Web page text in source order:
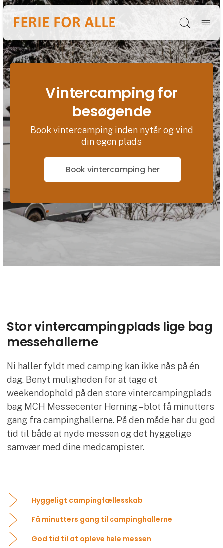
Søg
Vintercamping for
besøgende
Book vintercamping inden nytår og vind
din egen plads
Book vintercamping her
Stor vintercampingplads lige bag
messehallerne
Ni haller fyldt med camping kan ikke nås på én
dag. Benyt muligheden for at tage et
weekendophold på den store vintercampingplads
bag MCH Messecenter Herning – blot få minutters
gang fra campinghallerne. På den måde har du god
tid til både at nyde messen og det hyggelige
samvær med dine medcampister.
Hyggeligt campingfællesskab
Få minutters gang til campinghallerne
God tid til at opleve hele messen